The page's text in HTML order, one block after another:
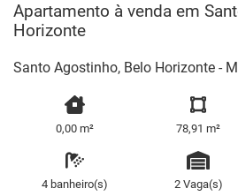
Apartamento à venda em
Horizonte
Santo Agostinho, Belo Horizonte -
0,00 m² 78,91 m²
4 banheiro(s) 2 Vaga(s)